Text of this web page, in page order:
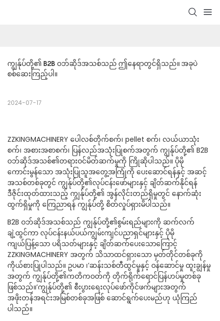
ကျွန်ုပ်တို့၏ B2B ဝဘ်ဆိုဒ်အသစ်သည် ဤနေရာတွင်ရှိသည်။ အခုပဲ
စစ်ဆေးကြည့်ပါ။
2024-07-17
ZZKINGMACHINERY ပေါလစ်တိုက်စက်၊ pellet စက်၊ လယ်ယာသုံး
စက်၊ အစားအစာစက်၊ ပြန်လည်အသုံးပြုစက်အတွက် ကျွန်ုပ်တို့၏ B2B
ဝဘ်ဆိုဒ်အသစ်၏တရားဝင်မိတ်ဆက်မှုကို ကြိုဆိုပါသည်။ ပိုမို
ကောင်းမွန်သော အသုံးပြုသူအတွေ့အကြုံကို ပေးဆောင်ရန်နှင့် အဆင့်
အသစ်တစ်ခုတွင် ကျွန်ုပ်တို့၏လုပ်ငန်းဖော်များနှင့် ချိတ်ဆက်နိုင်ရန်
ဒီဇိုင်းထုတ်ထားသည့် ကျွန်ုပ်တို့၏ အွန်လိုင်းတည်ရှိမှုတွင် နောက်ဆုံး
ထွက်ရှိမှုကို ကြေညာရန် ကျွန်ုပ်တို့ စိတ်လှုပ်ရှားမိပါသည်။
B2B ဝဘ်ဆိုဒ်အသစ်သည် ကျွန်ုပ်တို့၏စွမ်းရည်များကို ဆက်လက်
ချဲ့ထွင်ကာ လုပ်ငန်းနယ်ပယ်ကျွမ်းကျင်ပညာရှင်များနှင့် ပိုမို
ကျယ်ပြန့်သော ပရိသတ်များနှင့် ချိတ်ဆက်ပေးသောကြောင့်
ZZKINGMACHINERY အတွက် သိသာထင်ရှားသော မှတ်တိုင်တစ်ခုကို
ကိုယ်စားပြုပါသည်။ ဥပမာ ၊’ဆန်းသစ်တီထွင်မှုနှင့် ဝန်ဆောင်မှု ထူးချွန်မှု
အတွက် ကျွန်ုပ်တို့၏ကတိကဝတ်ကို တိုက်ရိုက်ရောင်ပြန်ဟပ်မှုတစ်ခု
ဖြစ်သည်။’ကျွန်ုပ်တို့၏ စီးပွားရေးလုပ်ဖော်ကိုင်ဖက်များအတွက်
အဖိုးတန်အရင်းအမြစ်တစ်ခုအဖြစ် ဆောင်ရွက်ပေးမည်ဟု ယုံကြည်
ပါသည်။